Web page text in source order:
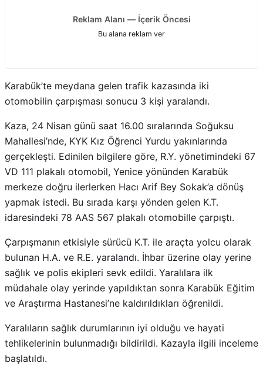
Reklam Alanı — İçerik Öncesi
Bu alana reklam ver
Karabük’te meydana gelen trafik kazasında iki
otomobilin çarpışması sonucu 3 kişi yaralandı.
Kaza, 24 Nisan günü saat 16.00 sıralarında Soğuksu
Mahallesi’nde, KYK Kız Öğrenci Yurdu yakınlarında
gerçekleşti. Edinilen bilgilere göre, R.Y. yönetimindeki 67
VD 111 plakalı otomobil, Yenice yönünden Karabük
merkeze doğru ilerlerken Hacı Arif Bey Sokak’a dönüş
yapmak istedi. Bu sırada karşı yönden gelen K.T.
idaresindeki 78 AAS 567 plakalı otomobille çarpıştı.
Çarpışmanın etkisiyle sürücü K.T. ile araçta yolcu olarak
bulunan H.A. ve R.E. yaralandı. İhbar üzerine olay yerine
sağlık ve polis ekipleri sevk edildi. Yaralılara ilk
müdahale olay yerinde yapıldıktan sonra Karabük Eğitim
ve Araştırma Hastanesi’ne kaldırıldıkları öğrenildi.
Yaralıların sağlık durumlarının iyi olduğu ve hayati
tehlikelerinin bulunmadığı bildirildi. Kazayla ilgili inceleme
başlatıldı.